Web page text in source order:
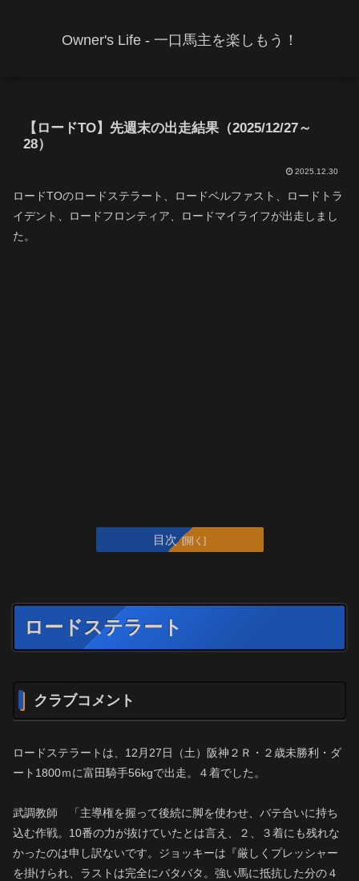
Owner's Life - 一口馬主を楽しもう！
【ロードTO】先週末の出走結果（2025/12/27～
28）
2025.12.30
ロードTOのロードステラート、ロードベルファスト、ロードトラ
イデント、ロードフロンティア、ロードマイライフが出走しまし
た。
目次
ロードステラート
クラブコメント
ロードステラートは、12月27日（土）阪神２Ｒ・２歳未勝利・ダ
ート1800ｍに富田騎手56kgで出走。４着でした。
武調教師 「主導権を握って後続に脚を使わせ、バテ合いに持ち
込む作戦。10番の力が抜けていたとは言え、２、３着にも残れな
かったのは申し訳ないです。ジョッキーは『厳しくプレッシャー
を掛けられ、ラストは完全にバタバタ。強い馬に抵抗した分の４